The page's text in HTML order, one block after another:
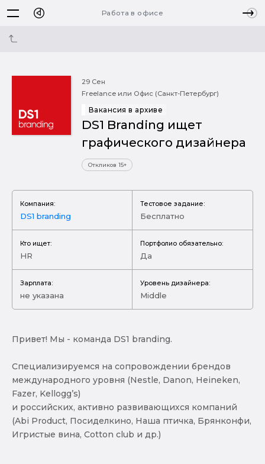
Работа в офисе
29 Сен
Freelance или Офис (Санкт-Петербург)
Вакансия в архиве
DS1 Branding ищет
графического дизайнера
Откликов 15+
Компания:
DS1 branding
Тестовое задание:
Бесплатно
Кто ищет:
HR
Портфолио обязательно:
Да
Зарплата:
не указана
Уровень дизайнера:
Middle
Привет! Мы - команда DS1 branding.
Специализируемся на сопровождении брендов
международного уровня (Nestle, Danon, Heineken,
Fazer, Kellogg’s)
и российских, активно развивающихся компаний
(Abi Product, Посиделкино, Наша птичка, Брянконфи,
Игристые вина, Cotton club и др.)